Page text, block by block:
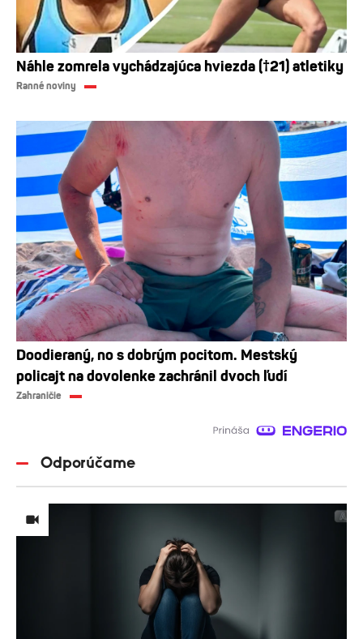
Náhle zomrela vychádzajúca hviezda (†21) atletiky
Ranné noviny
Doodieraný, no s dobrým pocitom. Mestský
policajt na dovolenke zachránil dvoch ľudí
Zahraničie
Odporúčame